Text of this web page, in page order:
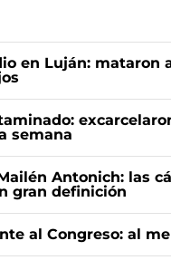
en Luján: mataron
semana
Antonich: las
gran definición
al Congreso: al